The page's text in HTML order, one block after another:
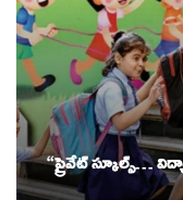
“ప్రైవేట్ స్కూల్స్…